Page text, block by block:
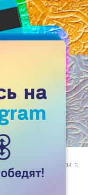
4834 
АЯНА